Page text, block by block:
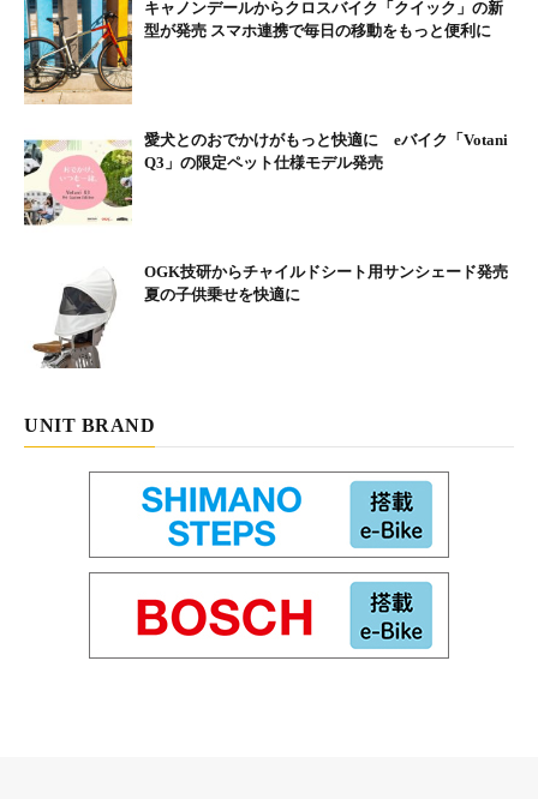
キャノンデールからクロスバイク「クイック」の新
型が発売 スマホ連携で毎日の移動をもっと便利に
愛犬とのおでかけがもっと快適に eバイク「Votani
Q3」の限定ペット仕様モデル発売
OGK技研からチャイルドシート用サンシェード発売
夏の子供乗せを快適に
UNIT BRAND